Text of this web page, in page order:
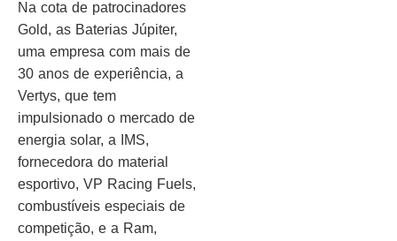
Na cota de patrocinadores
Gold, as Baterias Júpiter,
uma empresa com mais de
30 anos de experiência, a
Vertys, que tem
impulsionado o mercado de
energia solar, a IMS,
fornecedora do material
esportivo, VP Racing Fuels,
combustíveis especiais de
competição, e a Ram,